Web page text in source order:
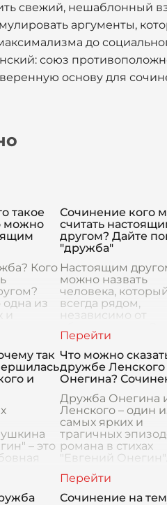
свежий, нешаблонный
аргументы,
до
союз
основу для
такое
можно
Кого
из
и
Сочинение кого
считать
другом? Дайте
"дружба"
Настоящим
можно назвать
человека,
всегда рядом,
независимо от
кто поддерживает
трудные моменты,
радуется твоим
успехам и
без слов.
так
и
– это
XIX
Что можно
дружбе Ленского
Онегина?
Дружба Онегина
Ленского – один
самых ярких и
трагичных
романа в стихах
"Евгений
контрасте: с одной
стороны,
Сочинение на